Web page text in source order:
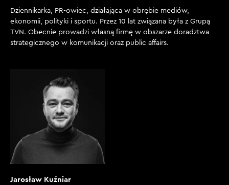
Dziennikarka, PR-owiec, działająca w obrębie mediów,
ekonomii, polityki i sportu. Przez 10 lat związana była z Grupą
TVN. Obecnie prowadzi własną firmę w obszarze doradztwa
strategicznego w komunikacji oraz public affairs.
Jarosław Kuźniar